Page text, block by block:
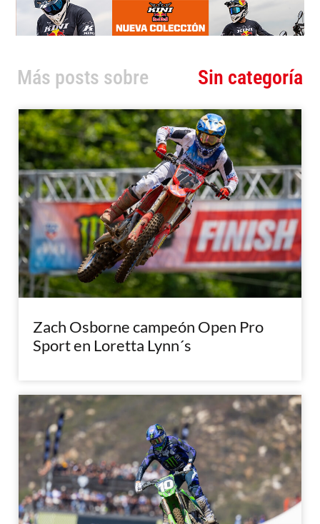
Más posts sobre Sin categoría
Zach Osborne campeón Open Pro
Sport en Loretta Lynn´s